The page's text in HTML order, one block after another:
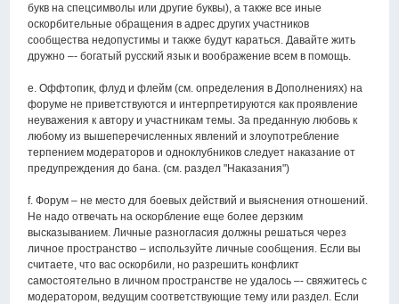
букв на спецсимволы или другие буквы), а также все иные
оскорбительные обращения в адрес других участников
сообщества недопустимы и также будут караться. Давайте жить
дружно –- богатый русский язык и воображение всем в помощь.
e. Оффтопик, флуд и флейм (см. определения в Дополнениях) на
форуме не приветствуются и интерпретируются как проявление
неуважения к автору и участникам темы. За преданную любовь к
любому из вышеперечисленных явлений и злоупотребление
терпением модераторов и одноклубников следует наказание от
предупреждения до бана. (см. раздел "Наказания")
f. Форум – не место для боевых действий и выяснения отношений.
Не надо отвечать на оскорбление еще более дерзким
высказыванием. Личные разногласия должны решаться через
личное пространство – используйте личные сообщения. Если вы
считаете, что вас оскорбили, но разрешить конфликт
самостоятельно в личном пространстве не удалось –- свяжитесь с
модератором, ведущим соответствующие тему или раздел. Если